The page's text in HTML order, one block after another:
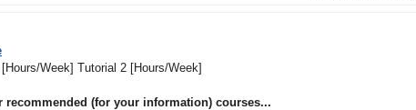
Week] Tutorial 2 [Hours/Week]
(for your information) courses...